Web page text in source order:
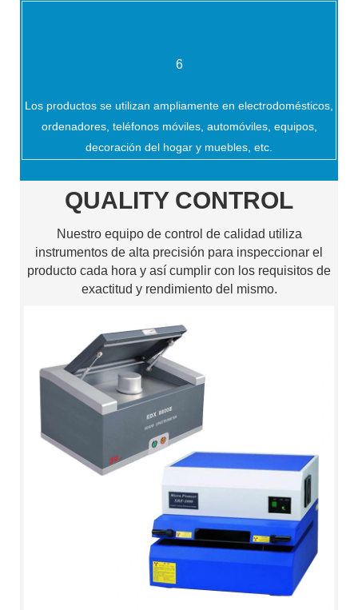
6
Los productos se utilizan ampliamente en electrodomésticos,
ordenadores, teléfonos móviles, automóviles, equipos,
decoración del hogar y muebles, etc.
QUALITY CONTROL
Nuestro equipo de control de calidad utiliza
instrumentos de alta precisión para inspeccionar el
producto cada hora y así cumplir con los requisitos de
exactitud y rendimiento del mismo.